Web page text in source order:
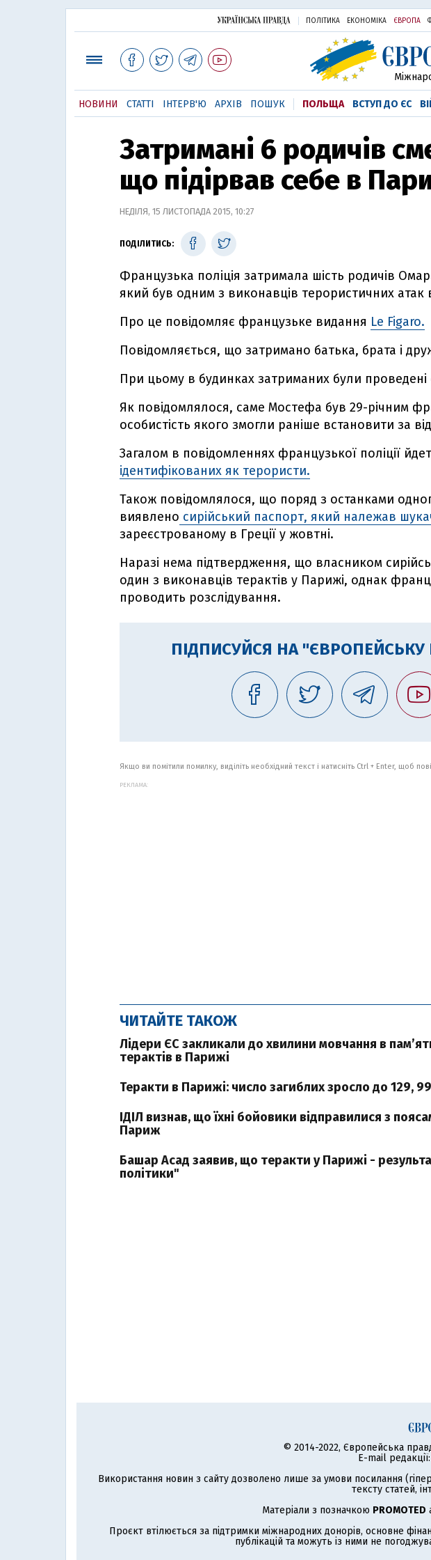
ПОЛІТИКА ЕКОНОМІКА ЄВРОПА
НОВИНИ СТАТТІ ІНТЕРВ'Ю АРХІВ ПОШУК ПОЛЬЩА ВСТУП ДО ЄС
Затримані 6 родичів
що підірвав себе в
НЕДІЛЯ, 15 ЛИСТОПАДА 2015, 10:27
ПОДІЛИТИСЬ:
Французька поліція затримала шість родичів
який був одним з виконавців терористичних атак
Про це повідомляє французьке видання Le Figaro.
Повідомляється, що затримано батька, брата і
При цьому в будинках затриманих були
Як повідомлялося, саме Мостефа був 29-річним
особистість якого змогли раніше встановити за
Загалом в повідомленнях французької поліції
ідентифікованих як терористи.
Також повідомлялося, що поряд з останками
виявлено сирійський паспорт, який належав
зареєстрованому в Греції у жовтні.
Наразі нема підтвердження, що власником
один з виконавців терактів у Парижі, однак
проводить розслідування.
ПІДПИСУЙСЯ НА "ЄВРОПЕЙСЬКУ
Якщо ви помітили помилку, виділіть необхідний текст і натисніть Ctrl + Enter, щоб
РЕКЛАМА:
ЧИТАЙТЕ ТАКОЖ
Лідери ЄС закликали до хвилини мовчання в
терактів в Парижі
Теракти в Парижі: число загиблих зросло до 129,
ІДІЛ визнав, що їхні бойовики відправилися з
Париж
Башар Асад заявив, що теракти у Парижі -
політики"
© 2014-2022, Європейська
E-mail редакції:
Використання новин з сайту дозволено лише за умови посилання
тексту статей,
Матеріали з позначкою PROMOTED
Проєкт втілюється за підтримки міжнародних донорів, основне
публікацій та можуть із ними не